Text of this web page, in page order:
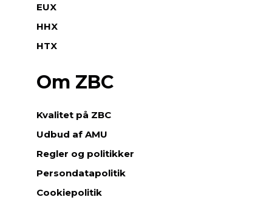
e
s
,
e
r
n
e
r
a
n
EUX
HHX
HTX
Om ZBC
Kvalitet på ZBC
Udbud af AMU
Regler og politikker
Persondatapolitik
Cookiepolitik